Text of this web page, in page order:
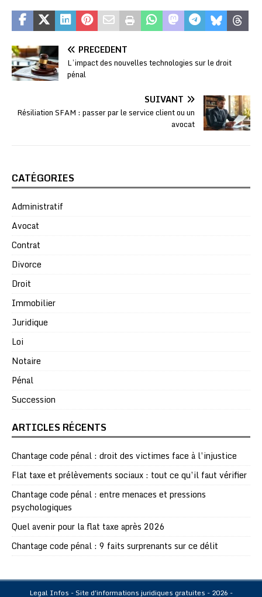
PRÉCÉDENT
L’impact des nouvelles technologies sur le droit
pénal
SUIVANT
Résiliation SFAM : passer par le service client ou un
avocat
CATÉGORIES
Administratif
Avocat
Contrat
Divorce
Droit
Immobilier
Juridique
Loi
Notaire
Pénal
Succession
ARTICLES RÉCENTS
Chantage code pénal : droit des victimes face à l’injustice
Flat taxe et prélèvements sociaux : tout ce qu’il faut vérifier
Chantage code pénal : entre menaces et pressions
psychologiques
Quel avenir pour la flat taxe après 2026
Chantage code pénal : 9 faits surprenants sur ce délit
Legal Infos - Site d'informations juridiques gratuites - 2026 -